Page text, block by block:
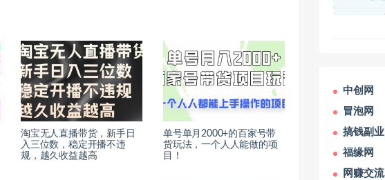
淘宝无人直播带货，新手日
入三位数，稳定开播不违
规，越久收益越高
单号单月2000+的百家号带
货玩法，一个人人能做的项
目！
中创网
冒泡网
搞钱副业
福缘网
网赚交流